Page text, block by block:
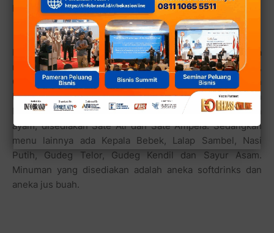
beneran! Swear Ane zuzur!
Buat mereka yang menggemari masakan ikan bisa
memilih menu masakan ikan seperti Gurame Goreng,
Gurame Bakar, atau PEcel Lele, Ceker Ayam Oseng. Dan
buat mereka yang mengingnikan menu sayuran ada Cah
Kangkung plus Telur Puyuh. Untuk penggemar jeroan
ayam, disediakan Sate Ati dan Sate Ampela. Sedangkan
menu lainnya ada Kepala Bebek, Lalap Sambel, Nasi
Putih, Gudeg Telor, Gudeg Kendil dan Sayur Asam.
Minuman yang disediakan adalah aneka softdrinks dan
aneka jus buah.